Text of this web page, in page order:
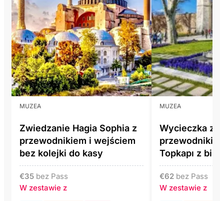
MUZEA
Zwiedzanie Hagia Sophia z
przewodnikiem i wejściem
bez kolejki do kasy
€35 bez Pass
W zestawie z
MUZEA
Wycieczka z
Topkapı z
€62 bez Pass
W zestawie z